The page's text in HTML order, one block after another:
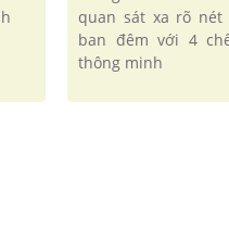
quan sát xa rõ nét
ban đêm với 4
thông minh